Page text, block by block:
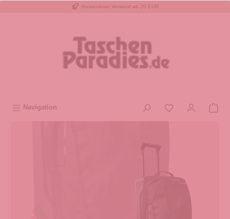
Kostenloser Versand ab 20 EUR
Navigation